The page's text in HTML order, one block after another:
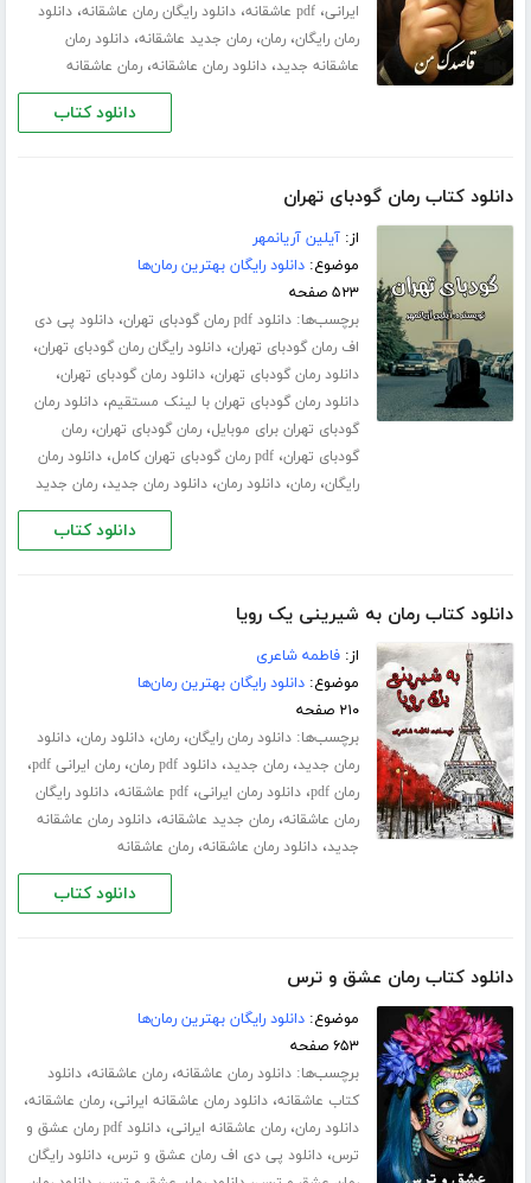
ایرانی،pdf عاشقانه ،دانلود رایگان رمان عاشقانه،دانلود
رمان رایگان،رمان،رمان جدید عاشقانه،دانلود رمان
عاشقانه جدید،دانلود رمان عاشقانه،رمان عاشقانه
دانلود کتاب
دانلود کتاب رمان گودبای تهران
از:آیلین آریانمهر
موضوع:دانلود رایگان بهترین رمان‌ها
۵۲۳ صفحه
برچسب‌ها:دانلود pdf رمان گودبای تهران ،دانلود پی دی
اف رمان گودبای تهران،دانلود رایگان رمان گودبای تهران،
دانلود رمان گودبای تهران،دانلود رمان گودبای تهران،
دانلود رمان گودبای تهران با لینک مستقیم،دانلود رمان
گودبای تهران برای موبایل،رمان گودبای تهران،رمان
گودبای تهران،pdf رمان گودبای تهران کامل ،دانلود رمان
رایگان،رمان،دانلود رمان،دانلود رمان جدید،رمان جدید
دانلود کتاب
دانلود کتاب رمان به شیرینی یک رویا
از:فاطمه شاعری
موضوع:دانلود رایگان بهترین رمان‌ها
۲۱۰ صفحه
برچسب‌ها:دانلود رمان رایگان،رمان،دانلود رمان،دانلود
رمان جدید،رمان جدید،دانلود pdf رمان ،رمان ایرانی pdf ،
رمان pdf ،دانلود رمان ایرانی،pdf عاشقانه ،دانلود رایگان
رمان عاشقانه،رمان جدید عاشقانه،دانلود رمان عاشقانه
جدید،دانلود رمان عاشقانه،رمان عاشقانه
دانلود کتاب
دانلود کتاب رمان عشق و ترس
موضوع:دانلود رایگان بهترین رمان‌ها
۶۵۳ صفحه
برچسب‌ها:دانلود رمان عاشقانه،رمان عاشقانه،دانلود
کتاب عاشقانه،دانلود رمان عاشقانه ایرانی،رمان عاشقانه،
دانلود رمان،رمان عاشقانه ایرانی،
دانلود pdf رمان عشق و
ترس،دانلود پی دی اف رمان عشق و ترس،دانلود رایگان